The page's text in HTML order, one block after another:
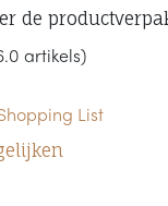
de
List